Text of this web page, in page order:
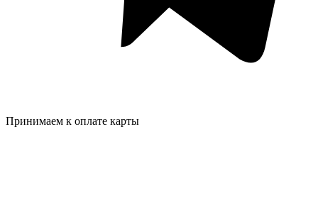
Принимаем к оплате карты